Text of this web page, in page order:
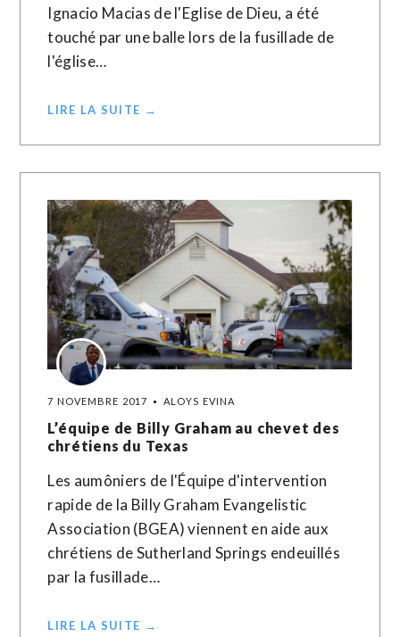
Ignacio Macias de l'Eglise de Dieu, a été
touché par une balle lors de la fusillade de
l'église…
LIRE LA SUITE →
7 NOVEMBRE 2017 ALOYS EVINA
L’équipe de Billy Graham au chevet des
chrétiens du Texas
Les aumôniers de l'Équipe d'intervention
rapide de la Billy Graham Evangelistic
Association (BGEA) viennent en aide aux
chrétiens de Sutherland Springs endeuillés
par la fusillade…
LIRE LA SUITE →